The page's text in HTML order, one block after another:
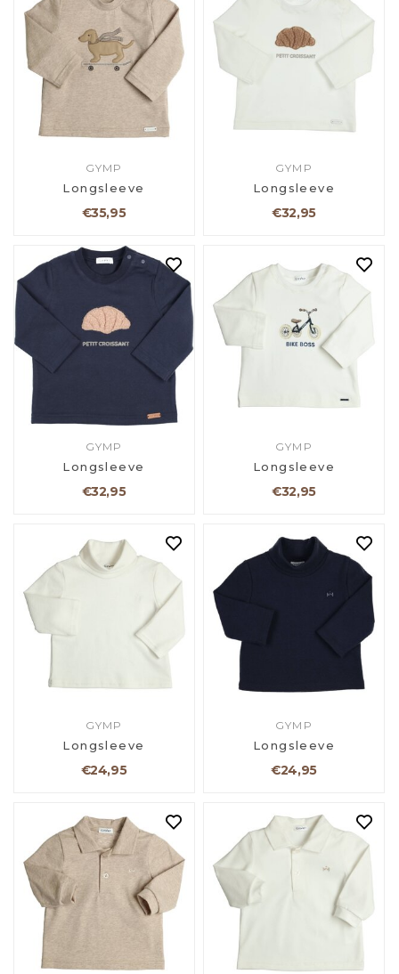
GYMP
Longsleeve
€35,95
GYMP
Longsleeve
€32,95
GYMP
Longsleeve
€32,95
GYMP
Longsleeve
€32,95
GYMP
Longsleeve
€24,95
GYMP
Longsleeve
€24,95